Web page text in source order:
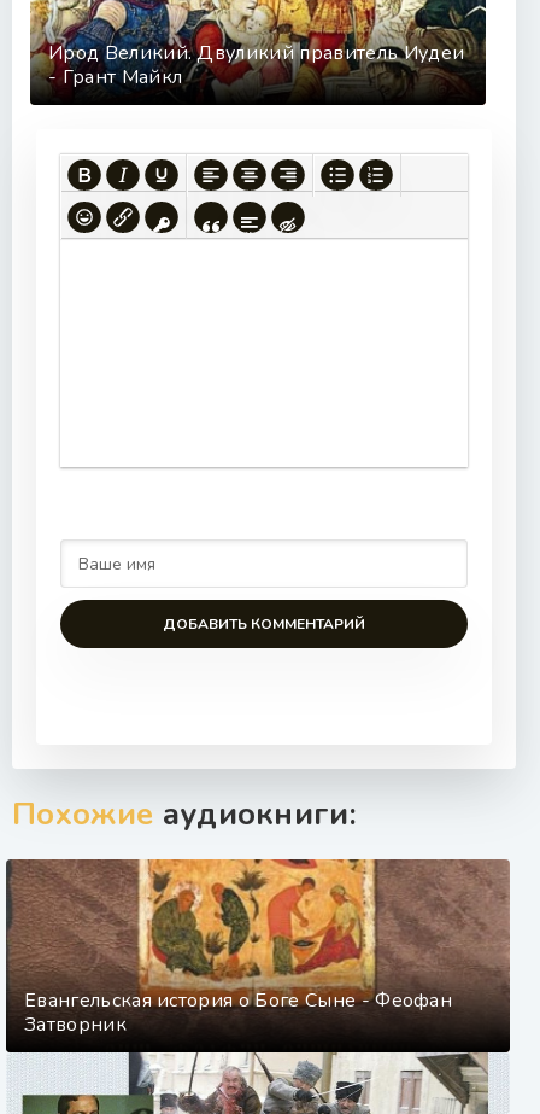
Ирод Великий. Двуликий правитель Иудеи
- Грант Майкл
ДОБАВИТЬ КОММЕНТАРИЙ
Похожие аудиокниги:
Евангельская история о Боге Сыне - Феофан
Затворник